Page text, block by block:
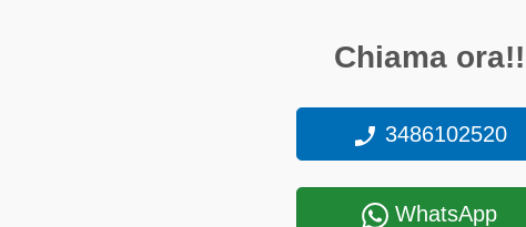
Chiama ora!!
3486102520
WhatsApp